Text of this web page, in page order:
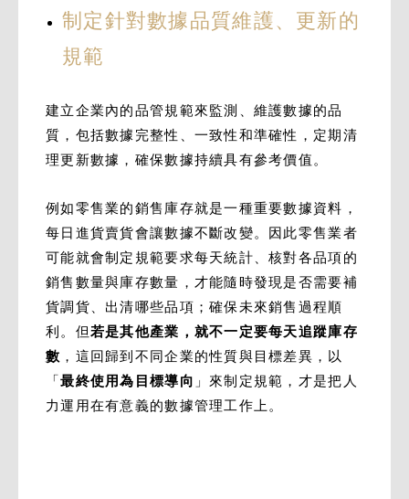
制定針對數據品質維護、更新的
規範
建立企業內的品管規範來監測、維護數據的品
質，包括數據完整性、一致性和準確性，定期清
理更新數據，確保數據持續具有參考價值。
例如零售業的銷售庫存就是一種重要數據資料，
每日進貨賣貨會讓數據不斷改變。因此零售業者
可能就會制定規範要求每天統計、核對各品項的
銷售數量與庫存數量，才能隨時發現是否需要補
貨調貨、出清哪些品項；確保未來銷售過程順
利。但若是其他產業，就不一定要每天追蹤庫存
數 ，這回歸到不同企業的性質與目標差異，以
「最終使用為目標導向 」來制定規範，才是把人
力運用在有意義的數據管理工作上。